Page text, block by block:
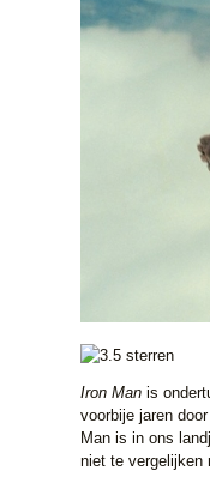
Iron Man is
voorbije jaren
Man is in ons
niet te vergelijken